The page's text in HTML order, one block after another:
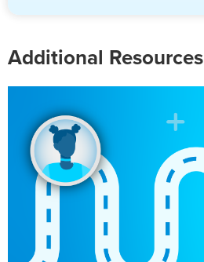
Additional Resources